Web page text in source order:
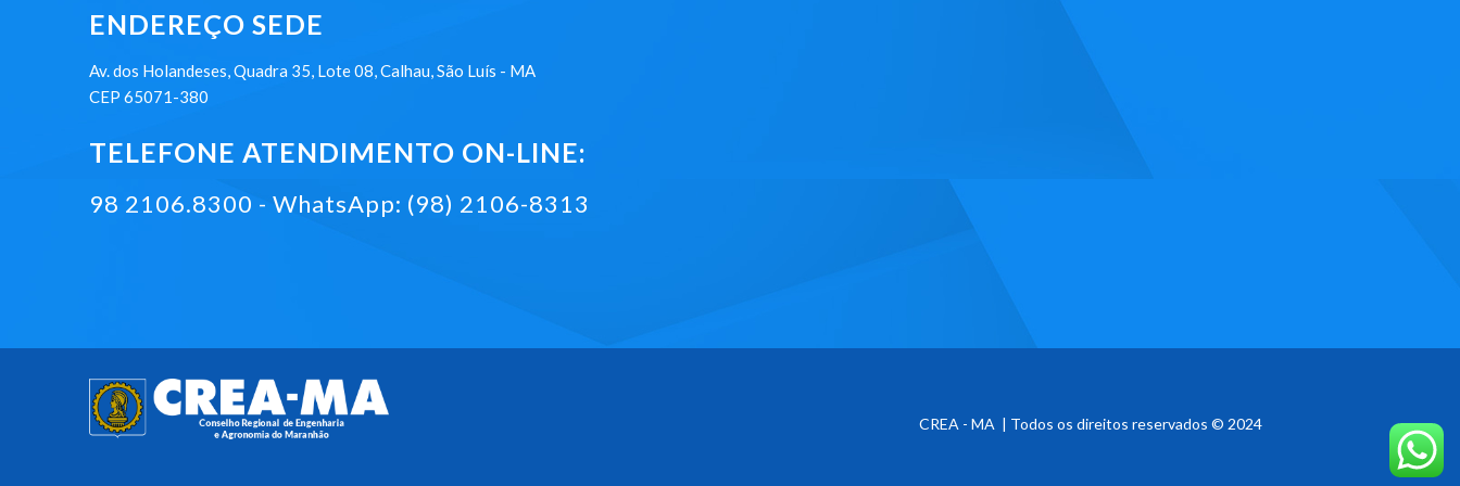
ENDEREÇO SEDE
Av. dos Holandeses, Quadra 35, Lote 08, Calhau, São Luís - MA
CEP 65071-380
TELEFONE ATENDIMENTO ON-LINE:
98 2106.8300 - WhatsApp: (98) 2106-8313
CREA - MA | Todos os direitos reservados © 2024